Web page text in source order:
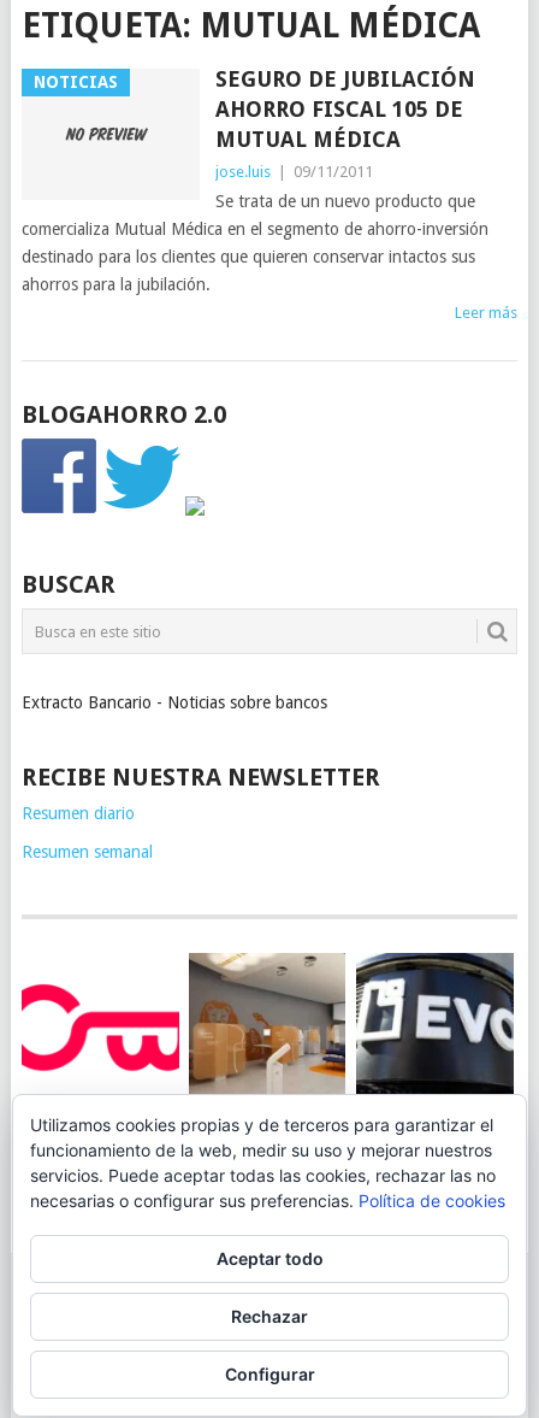
ETIQUETA: MUTUAL MÉDICA
NOTICIAS
SEGURO DE JUBILACIÓN
AHORRO FISCAL 105 DE
MUTUAL MÉDICA
jose.luis 09/11/2011
Se trata de un nuevo producto que
comercializa Mutual Médica en el segmento de ahorro-inversión
destinado para los clientes que quieren conservar intactos sus
ahorros para la jubilación.
Leer más
BLOGAHORRO 2.0
BUSCAR
Extracto Bancario - Noticias sobre bancos
RECIBE NUESTRA NEWSLETTER
Resumen diario
Resumen semanal
JUEGA AL
CANICÓDROMO
DIGITAL DE
OPENBANK
ING TOCA SUELO EN
LA RENTABILIDAD
DE SU CUENTA
NARANJA: 0,01% TAE
EVO BANK
PERMITIRÁ
INGRESAR DINERO
DESDE LAS OFICINAS
© 2026BLOGAHORRO.
CONTACTA CON EL AUTOR
MAPA DE LA WEB
MÁS INFORMACIÓN SOBRE LAS COOKIES
POLÍTICA DE COOKIES
Utilizamos cookies propias y de terceros para garantizar el
funcionamiento de la web, medir su uso y mejorar nuestros
servicios. Puede aceptar todas las cookies, rechazar las no
necesarias o configurar sus preferencias. Política de cookies
Aceptar todo
Rechazar
Configurar